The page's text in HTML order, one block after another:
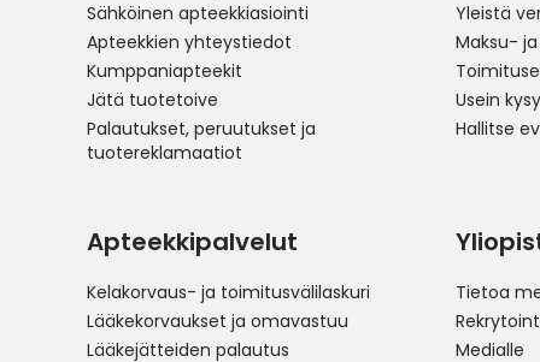
Sähköinen apteekkiasiointi
Apteekkien yhteystiedot
Kumppaniapteekit
Jätä tuotetoive
Palautukset, peruutukset ja
tuotereklamaatiot
Yleistä
Maksu-
Usein
Hallitse
Apteekkipalvelut
Kelakorvaus- ja toimitusvälilaskuri
Lääkekorvaukset ja omavastuu
Lääkejätteiden palautus
Tietoa
Medialle